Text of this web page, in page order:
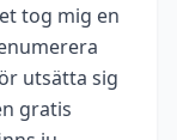
tog mig en
utsätta sig
gratis